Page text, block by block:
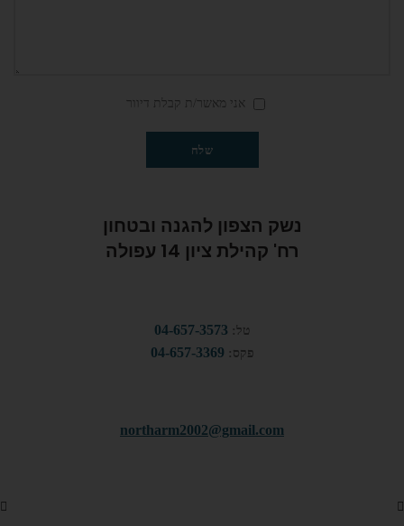
אני מאשר/ת קבלת דיוור
נשק הצפון להגנה ובטחון
רח' קהילת ציון 14 עפולה
טל: 04-657-3573
פקס: 04-657-3369
northarm2002@gmail.com